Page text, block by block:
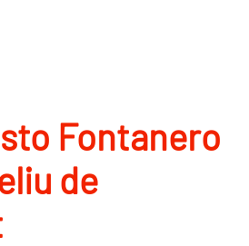
Fontanero
de